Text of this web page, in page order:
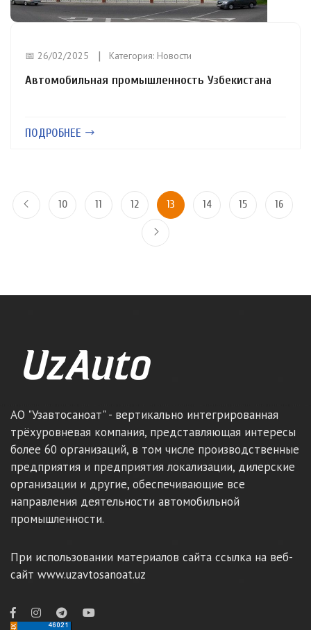
📅 26/02/2025 Категория: Новости
Автомобильная промышленность Узбекистана
ПОДРОБНЕЕ
10 11 12 13 14 15 16
АО "Узавтосаноат" - вертикально интегрированная
трёхуровневая компания, представляющая интересы
более 60 организаций, в том числе производственные
предприятия и предприятия локализации, дилерские
организации и другие, обеспечивающие все
направления деятельности автомобильной
промышленности.
При использовании материалов сайта ссылка на веб-
сайт www.uzavtosanoat.uz